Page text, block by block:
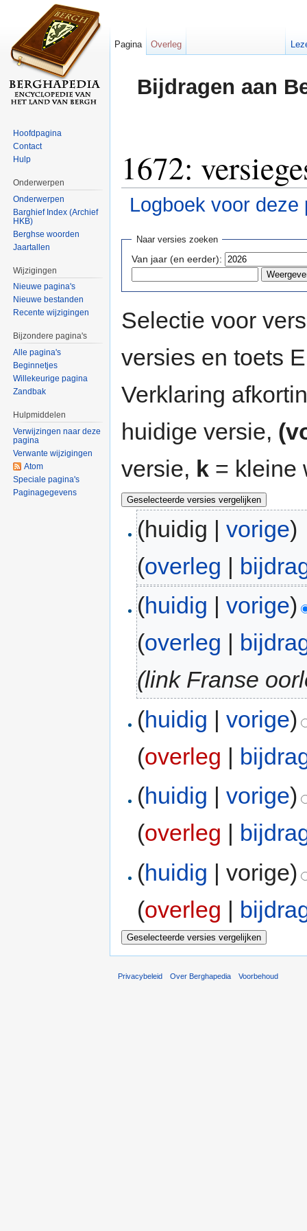
Bijdragen aan
1672:
Logboek voor deze
Naar versies zoeken
Van jaar (en eerder):
Selectie voor
versies en toets
Verklaring
huidige versie,
versie, k = kleine
(huidig |vorige)
(overleg |
(huidig |vorige)
(overleg
(link Franse
(huidig |vorige)
(overleg |
(huidig |vorige)
(overleg |
(huidig | vorige)
(overleg |
Pagina Overleg
Hoofdpagina
Contact
Hulp
Onderwerpen
Onderwerpen
Barghief Index (Archief
HKB)
Berghse woorden
Jaartallen
Wijzigingen
Nieuwe pagina's
Nieuwe bestanden
Recente wijzigingen
Bijzondere pagina's
Alle pagina's
Beginnetjes
Willekeurige pagina
Zandbak
Hulpmiddelen
Verwijzingen naar deze
pagina
Verwante wijzigingen
Atom
Speciale pagina's
Paginagegevens
Privacybeleid Over Berghapedia Voorbehoud